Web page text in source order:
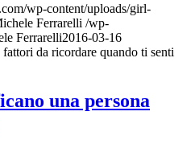
wp-content/uploads/girl-
Ferrarelli /wp-
Ferrarelli2016-03-16
fattori da ricordare quando ti senti
una persona